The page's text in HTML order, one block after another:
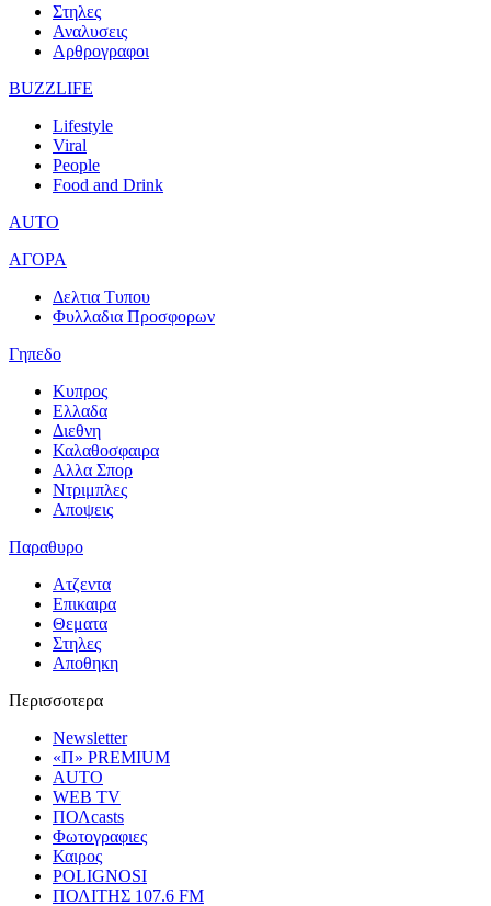
Στηλες
Αναλυσεις
Αρθρογραφοι
BUZZLIFE
Lifestyle
Viral
People
Food and Drink
AUTO
ΑΓΟΡΑ
Δελτια Τυπου
Φυλλαδια Προσφορων
Γηπεδο
Κυπρος
Ελλαδα
Διεθνη
Καλαθοσφαιρα
Αλλα Σπορ
Ντριμπλες
Αποψεις
Παραθυρο
Ατζεντα
Επικαιρα
Θεματα
Στηλες
Αποθηκη
Περισσοτερα
Newsletter
«Π» PREMIUM
AUTO
WEB TV
ΠΟΛcasts
Φωτογραφιες
Καιρος
POLIGNOSI
ΠΟΛΙΤΗΣ 107.6 FM